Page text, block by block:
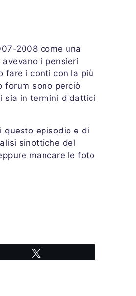
2008 come una
i pensieri
fare i conti con la più
forum sono perciò
sia in termini didattici
questo episodio e di
sinottiche del
mancare le foto